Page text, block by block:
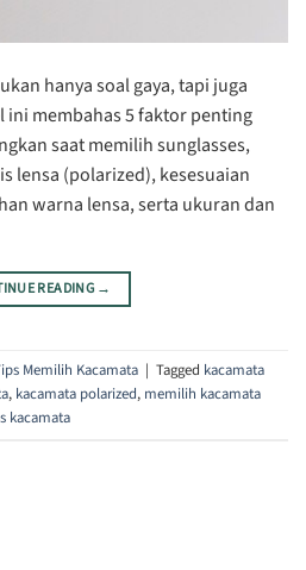
hanya soal gaya, tapi juga
membahas 5 faktor penting
saat memilih sunglasses,
lensa (polarized), kesesuaian
warna lensa, serta ukuran dan
READING →
Memilih Kacamata | Tagged kacamata
, kacamata polarized, memilih kacamata
kacamata